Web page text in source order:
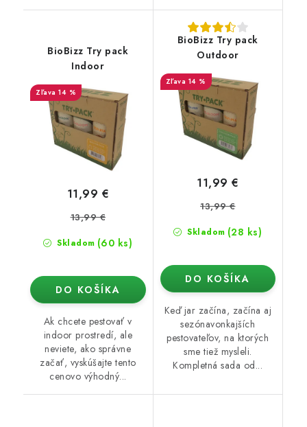
BioBizz Try pack
Indoor
14 %
Skladom (60 ks)
11,99 €
13,99 €
DO KOŠÍKA
Ak chcete pestovať v
indoor prostredí, ale
neviete, ako správne
začať, vyskúšajte tento
cenovo výhodný...
BioBizz Try pack
Outdoor
14 %
Skladom (28 ks)
11,99 €
13,99 €
DO KOŠÍKA
Keď jar začína, začína aj
sezónavonkajších
pestovateľov, na ktorých
sme tiež mysleli.
Kompletná sada od...